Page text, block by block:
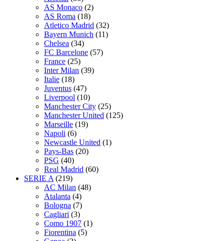
AS Monaco (2)
AS Roma (18)
Atletico Madrid (32)
Bayern Munich (11)
Chelsea (34)
FC Barcelone (57)
France (25)
Inter Milan (39)
Italie (18)
Juventus (47)
Liverpool (10)
Manchester City (25)
Manchester United (125)
Marseille (19)
Napoli (6)
Newcastle United (1)
Pays-Bas (20)
PSG (40)
Real Madrid (60)
SERIE A (219)
AC Milan (48)
Atalanta (4)
Bologna (7)
Cagliari (3)
Como 1907 (1)
Fiorentina (5)